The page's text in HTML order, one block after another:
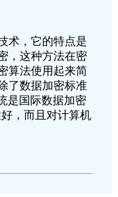
，它的特点是
，这种方法在密
算法使用起来简
了数据加密标准
是国际数据加密
，而且对计算机